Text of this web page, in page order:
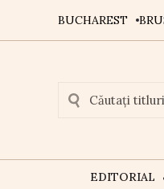
BUCHAREST
EDITORIAL